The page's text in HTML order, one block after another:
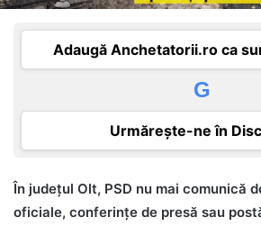
Adaugă Anchetatorii.ro ca
G
Urmărește-ne în
În județul Olt, PSD nu mai comunică
oficiale, conferințe de presă sau